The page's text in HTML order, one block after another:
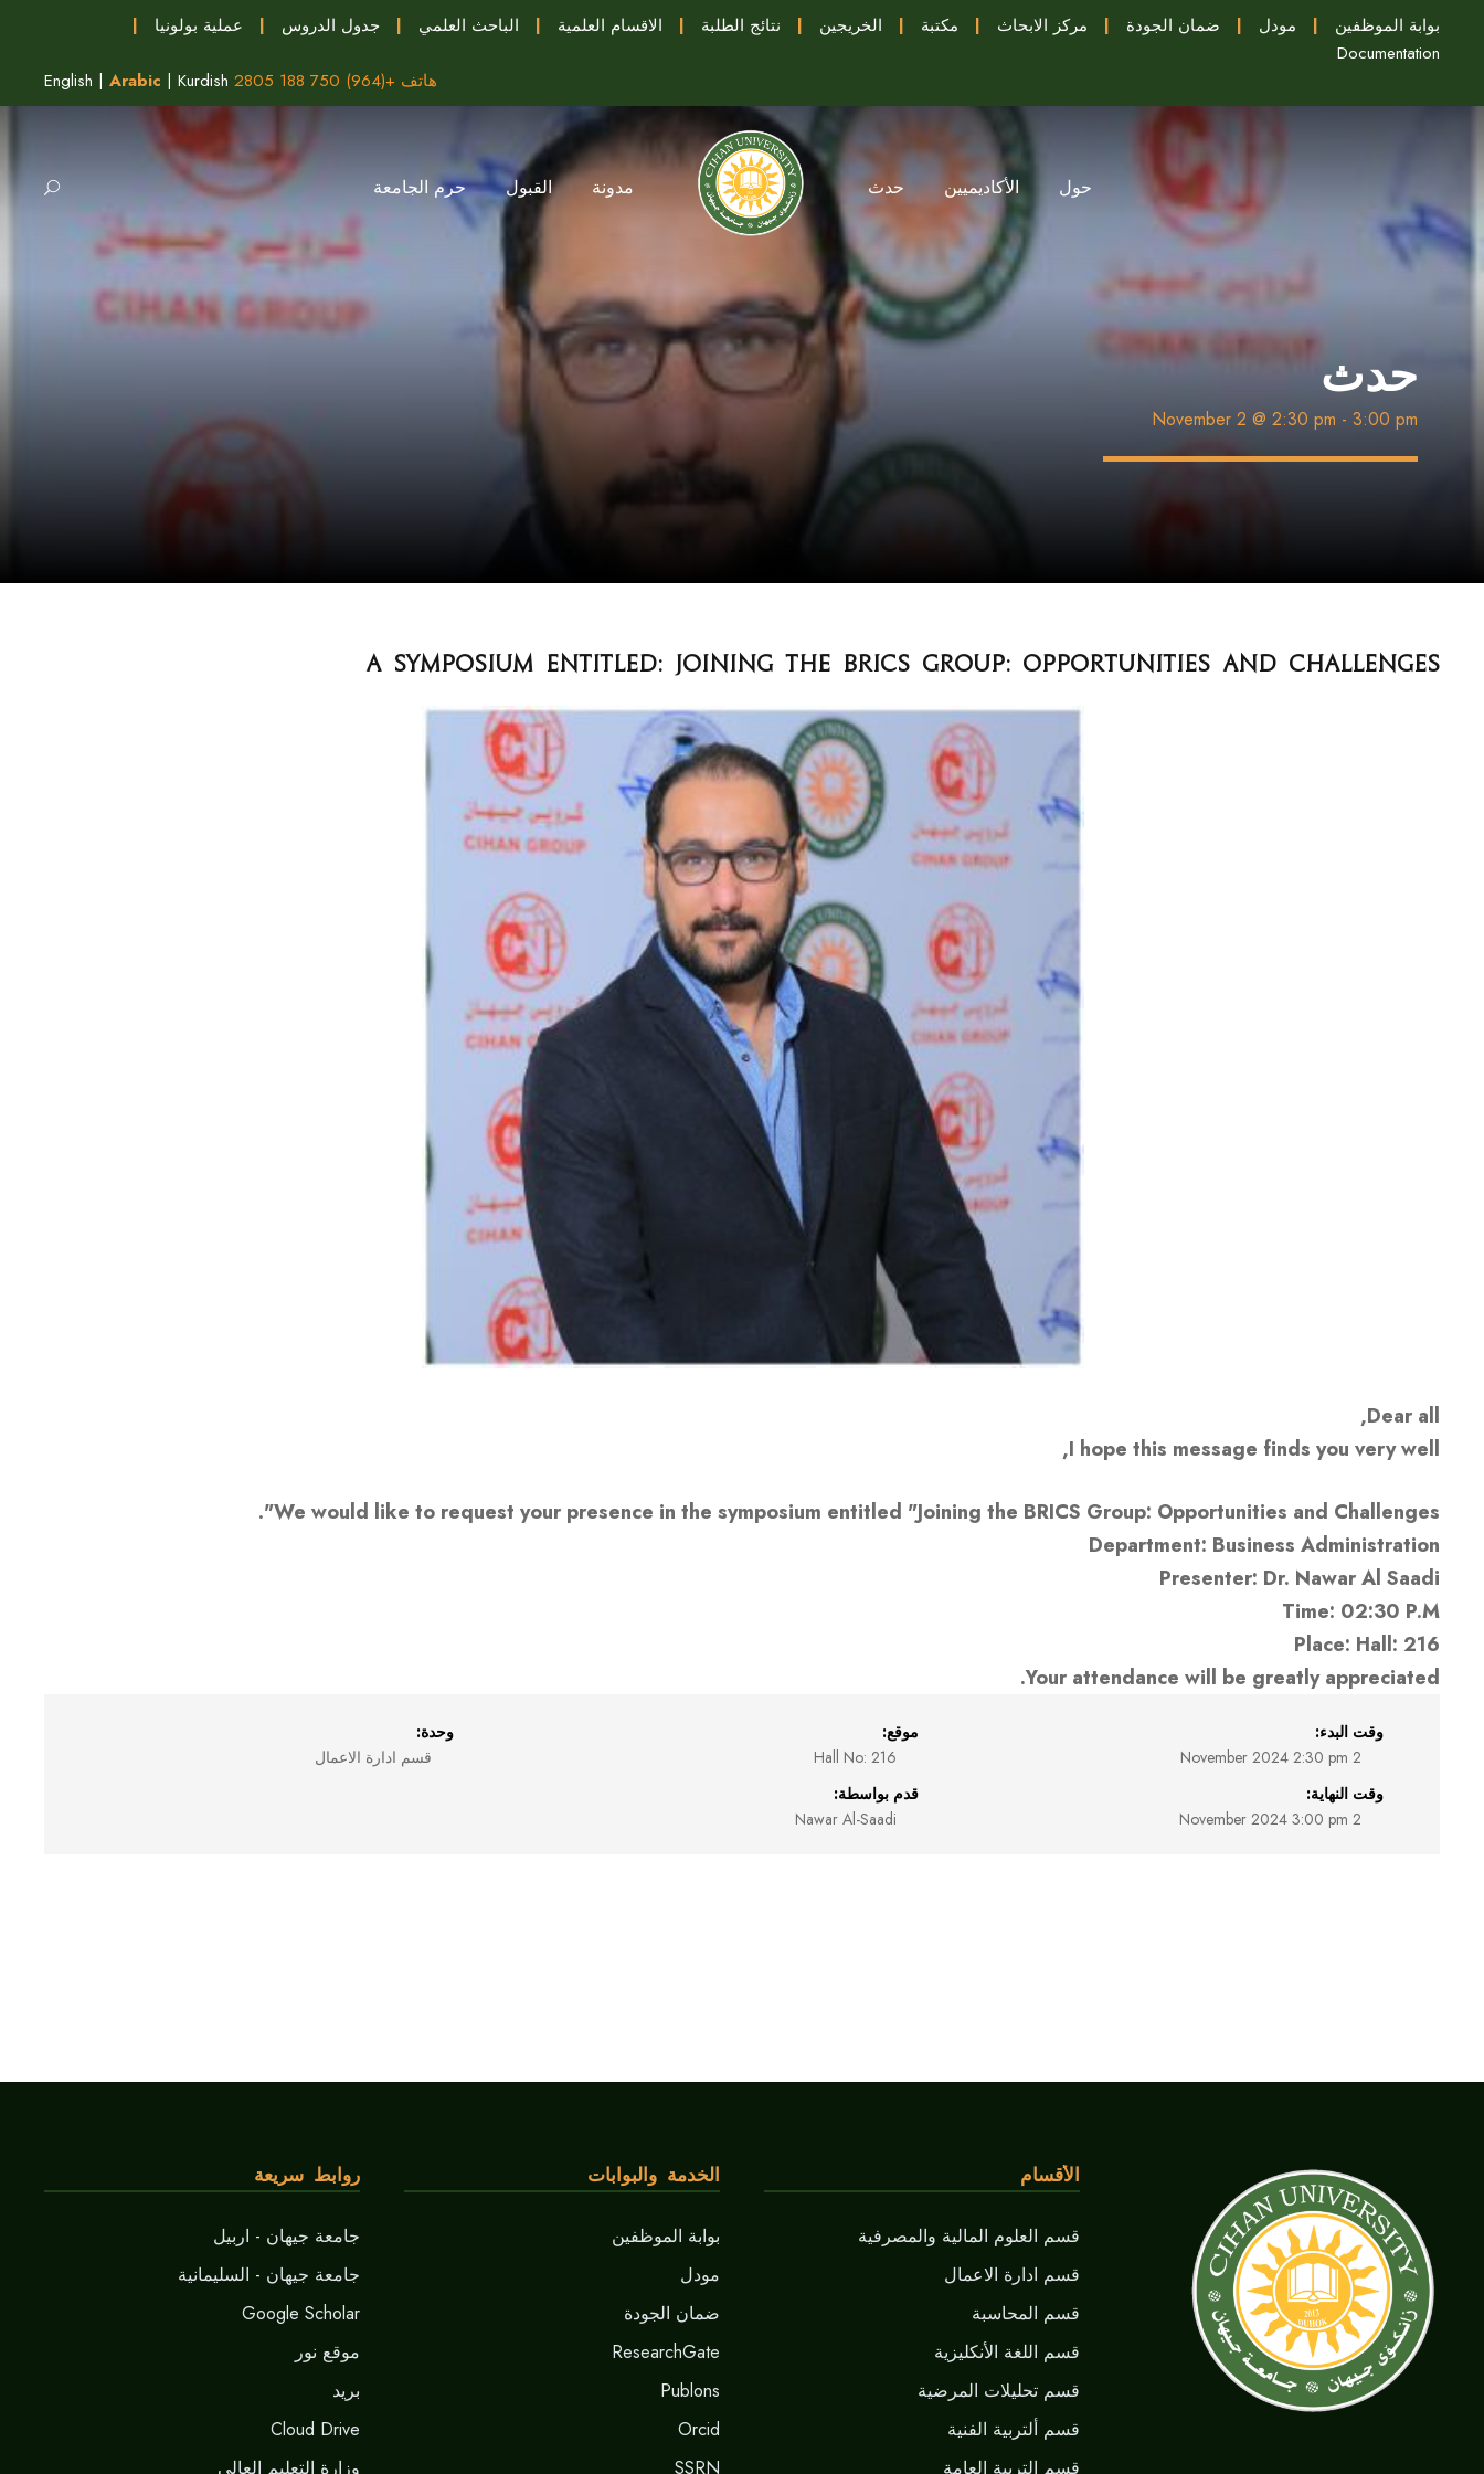
بوابة الموظفين | مودل | ضمان الجودة | مركز الابحاث | مكتبة | الخريجين | نتائج الطلبة | الاقسام العلمية | الباحث العلمي | جدول الدروس | عملية بولونيا
|
Documentation
هاتف +(964) 750 188 2805
English | Arabic | Kurdish
حول الأكاديميين حدث مدونة القبول حرم الجامعة
حدث
November 2 @ 2:30 pm - 3:00 pm
A symposium entitled: Joining the BRICS Group: Opportunities and Challenges
Dear all,
I hope this message finds you very well,
We would like to request your presence in the symposium entitled "Joining the BRICS Group: Opportunities and Challenges".
Department: Business Administration
Presenter: Dr. Nawar Al Saadi
Time: 02:30 P.M
Place: Hall: 216
Your attendance will be greatly appreciated.
وقت البدء:
2 November 2024 2:30 pm
وقت النهاية:
2 November 2024 3:00 pm
موقع:
Hall No: 216
قدم بواسطة:
Nawar Al-Saadi
وحدة:
قسم ادارة الاعمال
الأقسام
قسم العلوم المالية والمصرفية
قسم ادارة الاعمال
قسم المحاسبة
قسم اللغة الأنكليزية
قسم تحليلات المرضية
قسم ألتربية الفنية
قسم التربية العامة
الخدمة والبوابات
بوابة الموظفين
مودل
ضمان الجودة
ResearchGate
Publons
Orcid
SSRN
روابط سريعة
جامعة جيهان - اربيل
جامعة جيهان - السليمانية
Google Scholar
موقع نور
برید
Cloud Drive
وزارة التعليم العالي